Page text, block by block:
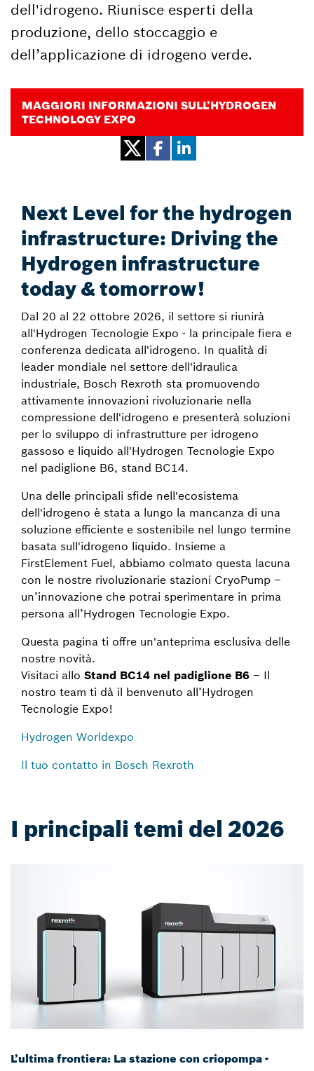
dell'idrogeno. Riunisce esperti della
produzione, dello stoccaggio e
dell’applicazione di idrogeno verde.
MAGGIORI INFORMAZIONI SULL’HYDROGEN
TECHNOLOGY EXPO
Next Level for the hydrogen
infrastructure: Driving the
Hydrogen infrastructure
today & tomorrow!
Dal 20 al 22 ottobre 2026, il settore si riunirà
all'Hydrogen Tecnologie Expo - la principale fiera e
conferenza dedicata all'idrogeno. In qualità di
leader mondiale nel settore dell'idraulica
industriale, Bosch Rexroth sta promuovendo
attivamente innovazioni rivoluzionarie nella
compressione dell'idrogeno e presenterà soluzioni
per lo sviluppo di infrastrutture per idrogeno
gassoso e liquido all'Hydrogen Tecnologie Expo
nel padiglione B6, stand BC14.
Una delle principali sfide nell'ecosistema
dell'idrogeno è stata a lungo la mancanza di una
soluzione efficiente e sostenibile nel lungo termine
basata sull'idrogeno liquido. Insieme a
FirstElement Fuel, abbiamo colmato questa lacuna
con le nostre rivoluzionarie stazioni CryoPump –
un’innovazione che potrai sperimentare in prima
persona all’Hydrogen Tecnologie Expo.
Questa pagina ti offre un'anteprima esclusiva delle
nostre novità.
Visitaci allo Stand BC14 nel padiglione B6 – Il
nostro team ti dà il benvenuto all’Hydrogen
Tecnologie Expo!
Hydrogen Worldexpo
Il tuo contatto in Bosch Rexroth
I principali temi del 2026
L’ultima frontiera: La stazione con criopompa -